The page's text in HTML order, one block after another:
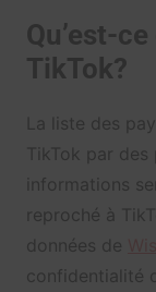
Qu’est-
TikTok?
La liste des
TikTok par
informations
reproché à
données de
confidentialité